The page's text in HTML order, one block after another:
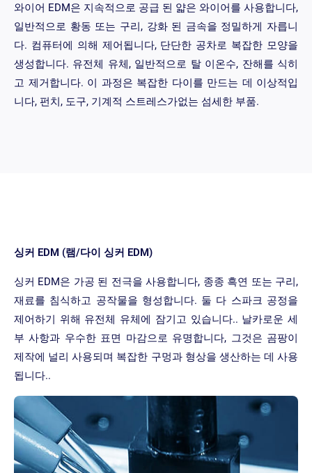
와이어 EDM은 지속적으로 공급 된 얇은 와이어를 사용합니다,
일반적으로 황동 또는 구리, 강화 된 금속을 정밀하게 자릅니
다. 컴퓨터에 의해 제어됩니다, 단단한 공차로 복잡한 모양을
생성합니다. 유전체 유체, 일반적으로 탈 이온수, 잔해를 식히
고 제거합니다. 이 과정은 복잡한 다이를 만드는 데 이상적입
니다, 펀치, 도구, 기계적 스트레스가없는 섬세한 부품.
싱커 EDM (램/다이 싱커 EDM)
싱커 EDM은 가공 된 전극을 사용합니다, 종종 흑연 또는 구리,
재료를 침식하고 공작물을 형성합니다. 둘 다 스파크 공정을
제어하기 위해 유전체 유체에 잠기고 있습니다.. 날카로운 세
부 사항과 우수한 표면 마감으로 유명합니다, 그것은 곰팡이
제작에 널리 사용되며 복잡한 구멍과 형상을 생산하는 데 사용
됩니다..